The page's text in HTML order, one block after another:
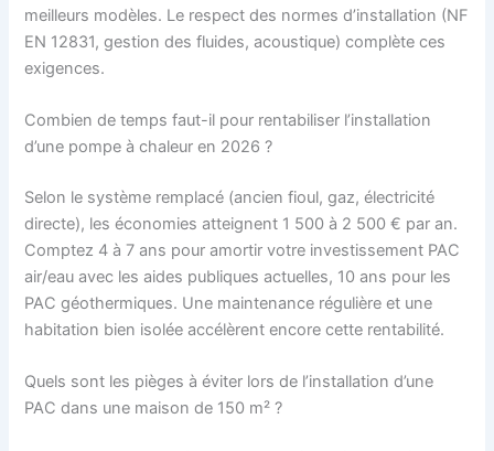
meilleurs modèles. Le respect des normes d’installation (NF
EN 12831, gestion des fluides, acoustique) complète ces
exigences.
Combien de temps faut-il pour rentabiliser l’installation
d’une pompe à chaleur en 2026 ?
Selon le système remplacé (ancien fioul, gaz, électricité
directe), les économies atteignent 1 500 à 2 500 € par an.
Comptez 4 à 7 ans pour amortir votre investissement PAC
air/eau avec les aides publiques actuelles, 10 ans pour les
PAC géothermiques. Une maintenance régulière et une
habitation bien isolée accélèrent encore cette rentabilité.
Quels sont les pièges à éviter lors de l’installation d’une
PAC dans une maison de 150 m² ?